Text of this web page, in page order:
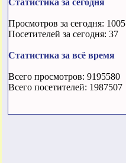
Статистика за сегодня
Просмотров за сегодня: 1005
Посетителей за сегодня: 37
Статистика за всё время
Всего просмотров: 9195580
Всего посетителей: 1987507